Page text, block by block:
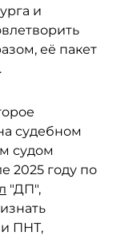
и
её пакет
судебном
судом
2025 году по
"ДП",
ПНТ,